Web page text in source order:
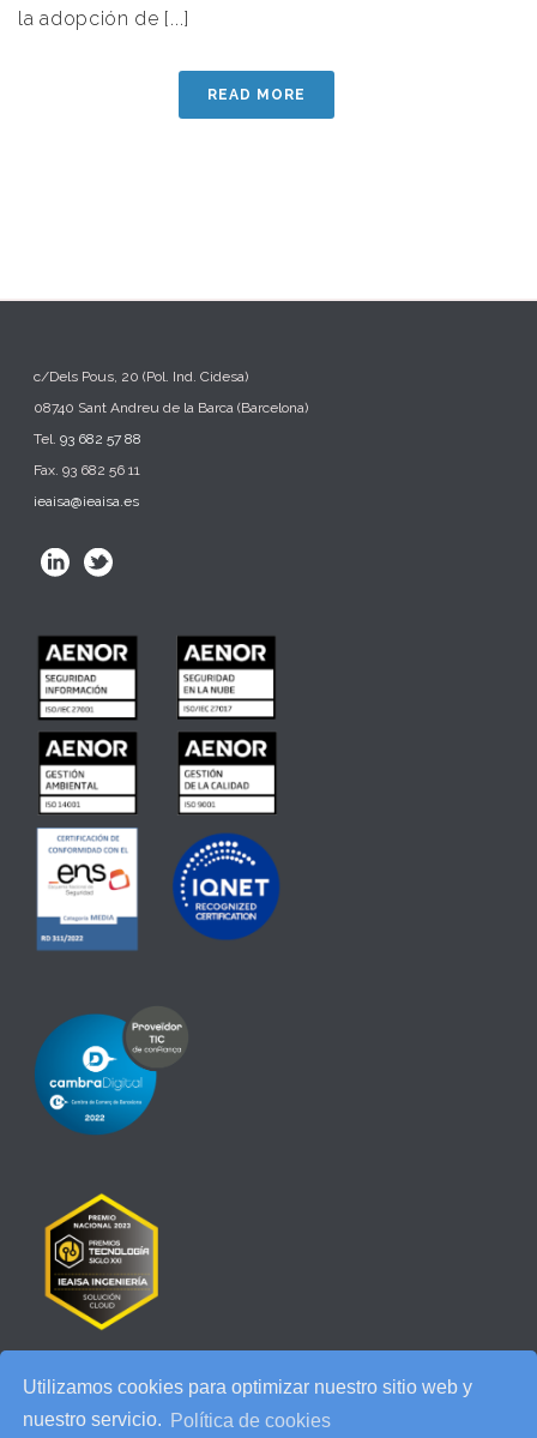
Utilizamos cookies para optimizar nuestro sitio web y
nuestro servicio.
Política de cookies
la adopción de [...]
READ MORE
c/Dels Pous, 20 (Pol. Ind. Cidesa)
08740 Sant Andreu de la Barca (Barcelona)
Tel.93 682 57 88
Fax. 93 682 56 11
ieaisa@ieaisa.es